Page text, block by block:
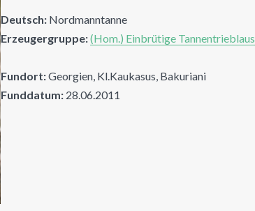
Deutsch: Nordmanntanne
Erzeugergruppe:(Hom.) Einbrütige Tannentrieblaus
Fundort:Georgien, Kl.Kaukasus, Bakuriani
Funddatum: 28.06.2011